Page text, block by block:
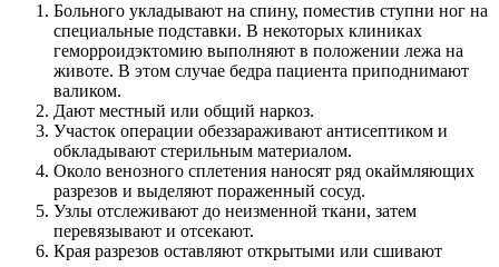
Больного укладывают на спину, поместив ступни ног на
специальные подставки. В некоторых клиниках
геморроидэктомию выполняют в положении лежа на
животе. В этом случае бедра пациента приподнимают
валиком.
Дают местный или общий наркоз.
Участок операции обеззараживают антисептиком и
обкладывают стерильным материалом.
Около венозного сплетения наносят ряд окаймляющих
разрезов и выделяют пораженный сосуд.
Узлы отслеживают до неизменной ткани, затем
перевязывают и отсекают.
Края разрезов оставляют открытыми или сшивают